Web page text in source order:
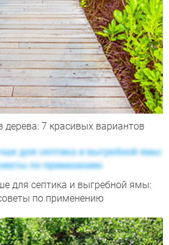
7 красивых вариантов
для септика и выгребной ямы:
по применению